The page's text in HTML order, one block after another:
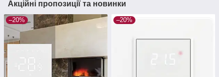
Акційні пропозиції та новинки
–20% –20%